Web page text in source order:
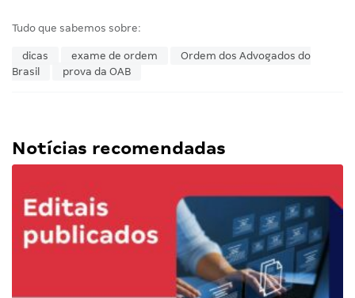
dicas exame de ordem
Brasil
prova da OAB